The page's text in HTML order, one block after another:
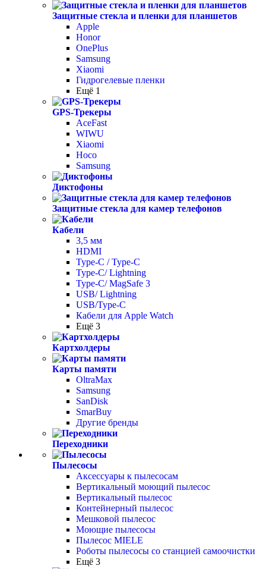
Защитные стекла и пленки для планшетов
Apple
Honor
OnePlus
Samsung
Xiaomi
Гидрогелевые пленки
Ещё 1
GPS-Трекеры
AceFast
WIWU
Xiaomi
Hoco
Samsung
Диктофоны
Защитные стекла для камер телефонов
Кабели
3,5 мм
HDMI
Type-C / Type-C
Type-C/ Lightning
Type-C/ MagSafe 3
USB/ Lightning
USB/Type-C
Кабели для Apple Watch
Ещё 3
Картхолдеры
Карты памяти
OltraMax
Samsung
SanDisk
SmarBuy
Другие бренды
Переходники
Пылесосы
Аксессуары к пылесосам
Вертикальный моющий пылесос
Вертикальный пылесос
Контейнерный пылесос
Мешковой пылесос
Моющие пылесосы
Пылесос MIELE
Роботы пылесосы со станцией самоочистки
Ещё 3